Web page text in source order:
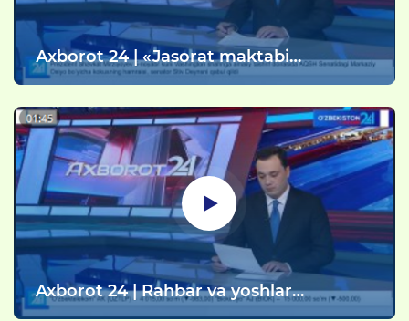
Ахborot 24 | «Jasorat maktabi
gvardiyachilari» harbiy sport
Axborot 24 | Rahbar va yoshlar
uchrashuvi